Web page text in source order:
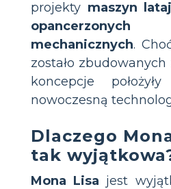
projekty maszyn
mechanicznych.
zostało
koncepcje
nowoczesną
Dlaczego
tak
Mona Lisa jest